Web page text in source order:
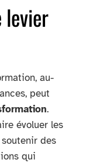
au-
peut
.
évoluer les
des
qui